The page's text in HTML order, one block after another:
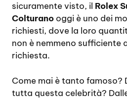
sicuramente visto, il Rolex
Colturano oggi è uno dei
richiesti, dove la loro
non è nemmeno sufficiente
richiesta.
Come mai è tanto famoso?
tutta questa celebrità?